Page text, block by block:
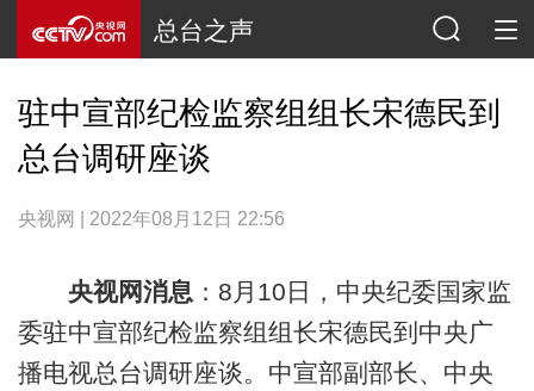
总台之声
驻中宣部纪检监察组组长宋德民到
总台调研座谈
央视网 | 2022年08月12日 22:56
央视网消息 ：8月10日，中央纪委国家监
委驻中宣部纪检监察组组长宋德民到中央广
播电视总台调研座谈。中宣部副部长、中央